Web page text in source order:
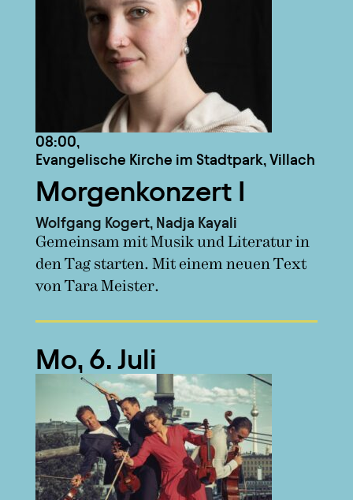
08:00,
Evangelische Kirche im Stadtpark, Villach
Morgenkonzert I
Wolfgang Kogert, Nadja Kayali
Gemeinsam mit Musik und Literatur in
den Tag starten. Mit einem neuen Text
von Tara Meister.
Mo, 6. Juli